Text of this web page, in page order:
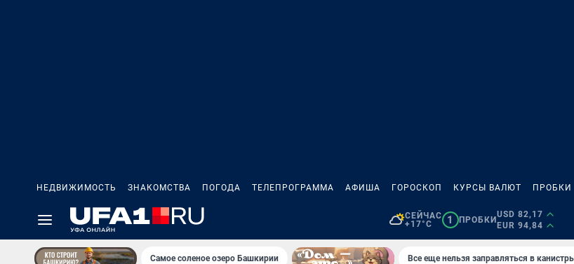
НЕДВИЖИМОСТЬ ЗНАКОМСТВА ПОГОДА ТЕЛЕПРОГРАММА АФИША ГОРОСКОП КУРСЫ ВАЛЮТ ПРОБКИ
СЕЙЧАС
+17°C
1 ПРОБКИ
USD 82,17
EUR 94,84
Самое соленое озеро Башкирии Все еще нельзя заправляться в